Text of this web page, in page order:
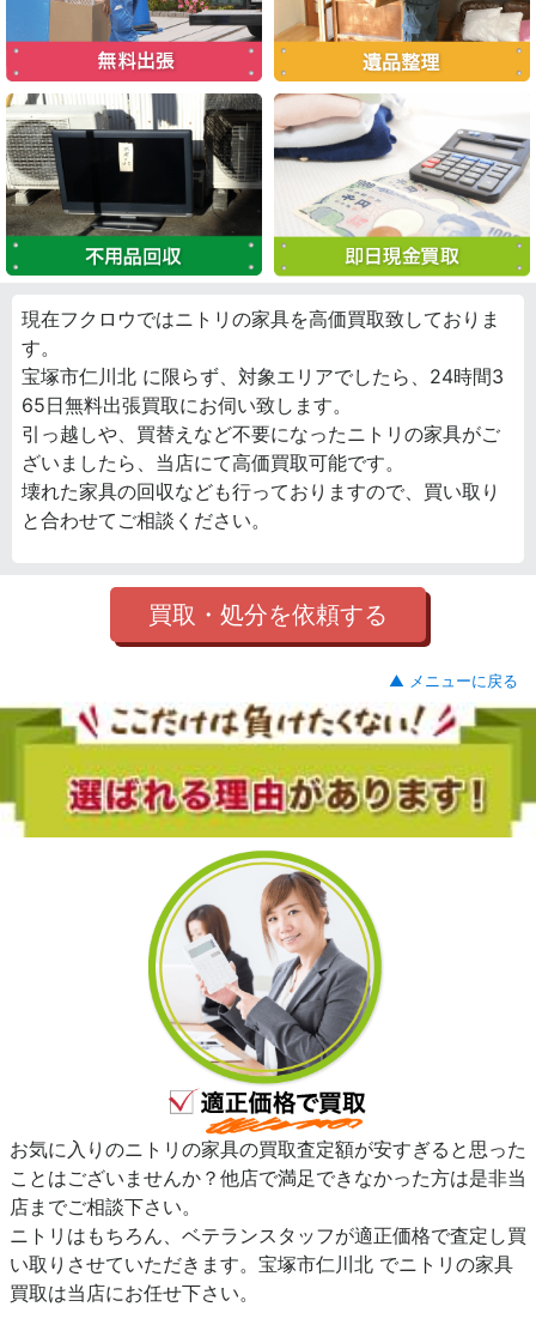
現在フクロウではニトリの家具を高価買取致しておりま
す。
宝塚市仁川北 に限らず、対象エリアでしたら、24時間3
65日無料出張買取にお伺い致します。
引っ越しや、買替えなど不要になったニトリの家具がご
ざいましたら、当店にて高価買取可能です。
壊れた家具の回収なども行っておりますので、買い取り
と合わせてご相談ください。
買取・処分を依頼する
▲ メニューに戻る
お気に入りのニトリの家具の買取査定額が安すぎると思った
ことはございませんか？他店で満足できなかった方は是非当
店までご相談下さい。
ニトリはもちろん、ベテランスタッフが適正価格で査定し買
い取りさせていただきます。宝塚市仁川北 でニトリの家具
買取は当店にお任せ下さい。